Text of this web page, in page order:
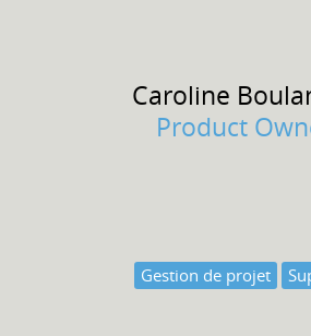
Caroline
Product
Gestion de projet